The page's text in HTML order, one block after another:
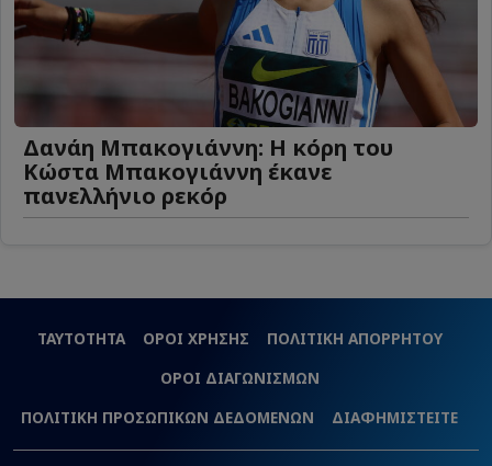
Δανάη Μπακογιάννη: Η κόρη του
Κώστα Μπακογιάννη έκανε
πανελλήνιο ρεκόρ
ΤΑΥΤΟΤΗΤΑ ΟΡΟΙ ΧΡΗΣΗΣ
ΠΟΛΙΤΙΚΗ ΑΠΟΡΡΗΤΟΥ
ΟΡΟΙ ΔΙΑΓΩΝΙΣΜΩΝ
ΠΟΛΙΤΙΚΗ ΠΡΟΣΩΠΙΚΩΝ ΔΕΔΟΜΕΝΩΝ
ΔΙΑΦΗΜΙΣΤΕΙΤΕ